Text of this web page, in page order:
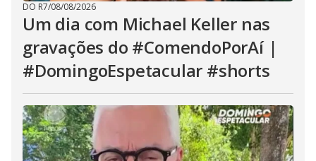
DO R7/08/08/2026
Um dia com Michael Keller nas
gravações do #ComendoPorAí |
#DomingoEspetacular #shorts